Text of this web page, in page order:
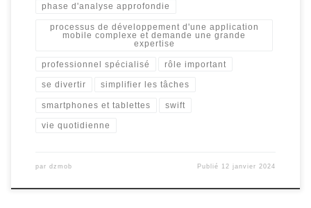
phase d'analyse approfondie
processus de développement d'une application
mobile complexe et demande une grande
expertise
professionnel spécialisé rôle important
se divertir simplifier les tâches
smartphones et tablettes swift
vie quotidienne
par dzmob Publié 12 janvier 2024